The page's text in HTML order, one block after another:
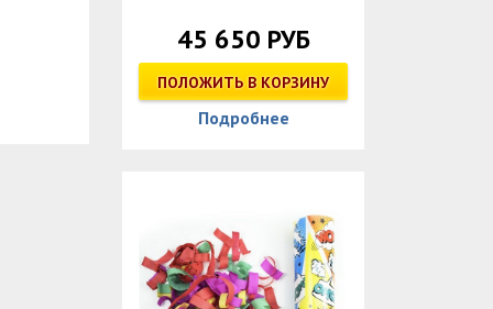
45 650 РУБ
ПОЛОЖИТЬ В КОРЗИНУ
Подробнее